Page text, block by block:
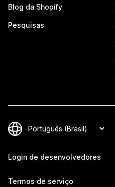
Blog da Shopify
Pesquisas
Login de desenvolvedores
Termos de serviço